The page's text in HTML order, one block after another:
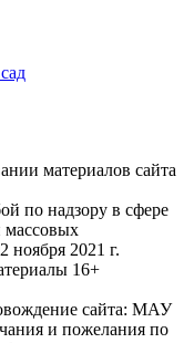
материалов сайта
по надзору в сфере
массовых
2021 г.
16+
сайта: МАУ
и пожелания по